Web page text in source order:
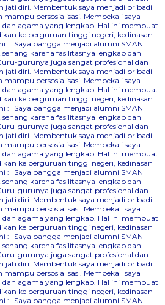
jati diri. Membentuk saya menjadi pribadi
bersosialisasi. Membekali saya
agama yang lengkap. Hal ini membuat
ke perguruan tinggi negeri, kedinasan
: "Saya bangga menjadi alumni SMAN
senang karena fasilitasnya lengkap dan
gurunya juga sangat profesional dan
jati diri. Membentuk saya menjadi pribadi
bersosialisasi. Membekali saya
agama yang lengkap. Hal ini membuat
ke perguruan tinggi negeri, kedinasan
: "Saya bangga menjadi alumni SMAN
senang karena fasilitasnya lengkap dan
gurunya juga sangat profesional dan
jati diri. Membentuk saya menjadi pribadi
bersosialisasi. Membekali saya
agama yang lengkap. Hal ini membuat
ke perguruan tinggi negeri, kedinasan
: "Saya bangga menjadi alumni SMAN
senang karena fasilitasnya lengkap dan
gurunya juga sangat profesional dan
jati diri. Membentuk saya menjadi pribadi
bersosialisasi. Membekali saya
agama yang lengkap. Hal ini membuat
ke perguruan tinggi negeri, kedinasan
: "Saya bangga menjadi alumni SMAN
senang karena fasilitasnya lengkap dan
gurunya juga sangat profesional dan
jati diri. Membentuk saya menjadi pribadi
bersosialisasi. Membekali saya
agama yang lengkap. Hal ini membuat
ke perguruan tinggi negeri, kedinasan
: "Saya bangga menjadi alumni SMAN